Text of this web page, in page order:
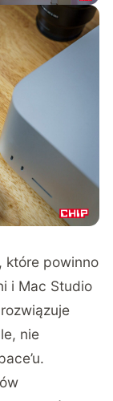
które powinno
i Mac Studio
nie